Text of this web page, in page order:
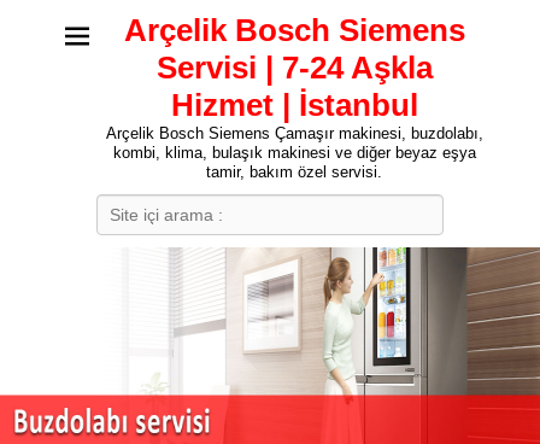
Arçelik Bosch Siemens
Servisi | 7-24 Aşkla
Hizmet | İstanbul
Arçelik Bosch Siemens Çamaşır makinesi, buzdolabı,
kombi, klima, bulaşık makinesi ve diğer beyaz eşya
tamir, bakım özel servisi.